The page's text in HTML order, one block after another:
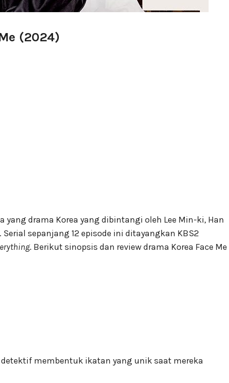
(2024)
yang drama Korea yang dibintangi oleh Lee Min-ki, Han
sepanjang 12 episode ini ditayangkan KBS2
. Berikut sinopsis dan review drama Korea Face Me
membentuk ikatan yang unik saat mereka